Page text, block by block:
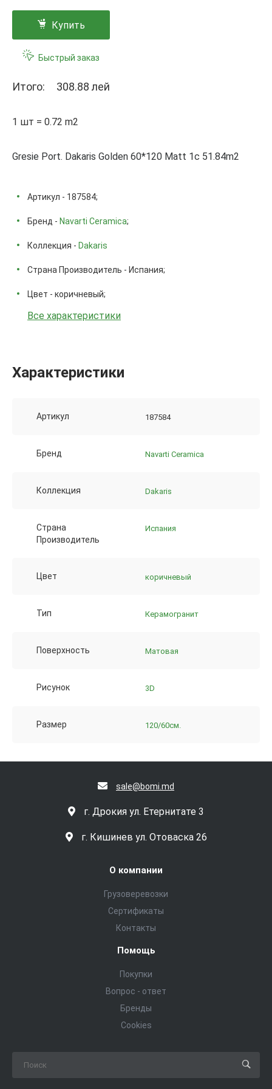
Купить
Быстрый заказ
Итого: 308.88 лей
1 шт = 0.72 m2
Gresie Port. Dakaris Golden 60*120 Matt 1с 51.84m2
Артикул - 187584;
Бренд - Navarti Ceramica;
Коллекция - Dakaris
Страна Производитель - Испания;
Цвет - коричневый;
Все характеристики
Характеристики
Артикул 187584
Бренд Navarti Ceramica
Коллекция Dakaris
Страна
Производитель
Испания
Цвет коричневый
Тип Керамогранит
Поверхность Матовая
Рисунок 3D
Размер 120/60см.
sale@bomi.md
г. Дрокия ул. Етернитате 3
г. Кишинев ул. Отоваска 26
О компании
Грузоверевозки
Сертификаты
Контакты
Помощь
Покупки
Вопрос - ответ
Бренды
Cookies